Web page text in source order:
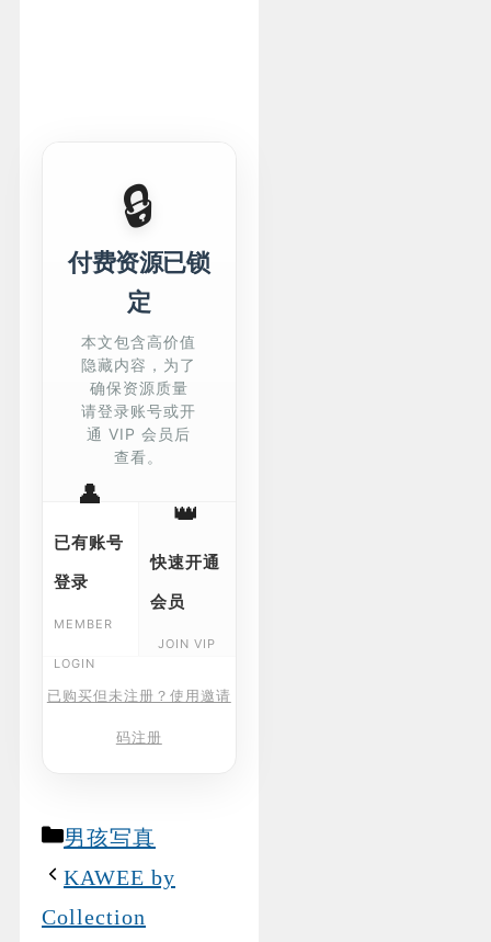
🔒
付费资源已锁
定
本文包含高价值
隐藏内容，为了
确保资源质量
请登录账号或开
通 VIP 会员后
查看。
👤
已有账号
登录
MEMBER
LOGIN
👑
快速开通
会员
JOIN VIP
已购买但未注册？使用邀请
码注册
Categories
男孩写真
KAWEE by
Collection